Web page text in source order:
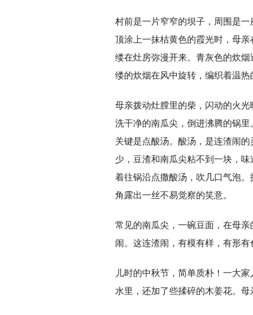
村前是一片窄窄的坝子，周围是
顶涂上一抹桔黄色的霞光时，母
缕在灶房弥漫开来。青灰色的炊
缕的炊烟在风中旋转，编织着温热
母亲拨动灶膛里的柴，闪动的火
洗干净的南瓜尖，倒进沸腾的锅
关键是点酸汤。酸汤，是连渣闹
少，豆渣和南瓜尖粘不到一块，
着往锅沿点撒酸汤，吹几口气泡
角露出一丝不易觉察的笑意。
常见的南瓜尖，一碗豆面，在母
闹。这连渣闹，有模有样，有形有
儿时的中秋节，简单质朴！一大
水里，还加了些揉碎的木姜花。